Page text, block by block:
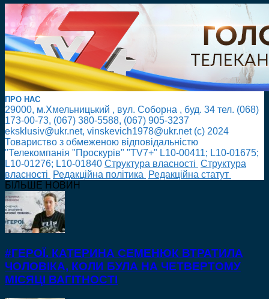
ПРО НАС
29000, м.Хмельницький , вул. Соборна , буд. 34 тел. (068)
173-00-73, (067) 380-5588, (067) 905-3237
eksklusiv@ukr.net, vinskevich1978@ukr.net (с) 2024
Товариство з обмеженою відповідальністю
"Телекомпанія "Проскурів" "TV7+" L10-00411; L10-01675;
L10-01276; L10-01840 Cтруктура власності Cтруктура
власності
Редакційна політика
Редакційна статут
БІЛЬШЕ НОВИН
#ГЕРОЇ. КАТЕРИНА СЕМЕНЮК ВТРАТИЛА
ЧОЛОВІКА, КОЛИ БУЛА НА ЧЕТВЕРТОМУ
МІСЯЦІ ВАГІТНОСТІ